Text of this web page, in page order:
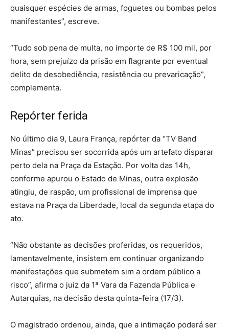
quaisquer espécies de armas, foguetes ou bombas pelos
manifestantes”, escreve.
“Tudo sob pena de multa, no importe de R$ 100 mil, por
hora, sem prejuízo da prisão em flagrante por eventual
delito de desobediência, resistência ou prevaricação”,
complementa.
Repórter ferida
No último dia 9, Laura França, repórter da “TV Band
Minas” precisou ser socorrida após um artefato disparar
perto dela na Praça da Estação. Por volta das 14h,
conforme apurou o Estado de Minas, outra explosão
atingiu, de raspão, um profissional de imprensa que
estava na Praça da Liberdade, local da segunda etapa do
ato.
“Não obstante as decisões proferidas, os requeridos,
lamentavelmente, insistem em continuar organizando
manifestações que submetem sim a ordem público a
risco”, afirma o juiz da 1ª Vara da Fazenda Pública e
Autarquias, na decisão desta quinta-feira (17/3).
O magistrado ordenou, ainda, que a intimação poderá ser